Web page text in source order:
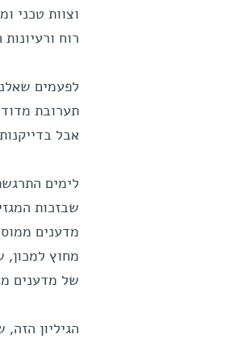
וצוות טכני
רוח
לפעמים
תערובת
אבל
לימים
שבזכות
מדענים
מחוץ למכון,
של מדענים